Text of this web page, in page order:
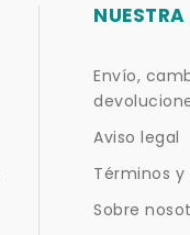
Envío,
Aviso legal
Términos
Sobre